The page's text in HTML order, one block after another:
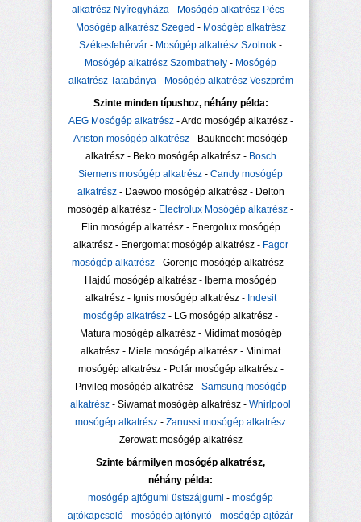
alkatrész Nyíregyháza- Mosógép alkatrész Pécs-
Mosógép alkatrész Szeged - Mosógép alkatrész
Székesfehérvár - Mosógép alkatrész Szolnok -
Mosógép alkatrész Szombathely - Mosógép
alkatrész Tatabánya- Mosógép alkatrész Veszprém
Szinte minden típushoz, néhány példa:
AEG Mosógép alkatrész- Ardo mosógép alkatrész -
Ariston mosógép alkatrész - Bauknecht mosógép
alkatrész - Beko mosógép alkatrész - Bosch
Siemens mosógép alkatrész - Candy mosógép
alkatrész- Daewoo mosógép alkatrész - Delton
mosógép alkatrész - Electrolux Mosógép alkatrész -
Elin mosógép alkatrész - Energolux mosógép
alkatrész - Energomat mosógép alkatrész - Fagor
mosógép alkatrész - Gorenje mosógép alkatrész -
Hajdú mosógép alkatrész - Iberna mosógép
alkatrész - Ignis mosógép alkatrész - Indesit
mosógép alkatrész - LG mosógép alkatrész -
Matura mosógép alkatrész - Midimat mosógép
alkatrész - Miele mosógép alkatrész - Minimat
mosógép alkatrész - Polár mosógép alkatrész -
Privileg mosógép alkatrész - Samsung mosógép
alkatrész - Siwamat mosógép alkatrész - Whirlpool
mosógép alkatrész - Zanussi mosógép alkatrész
Zerowatt mosógép alkatrész
Szinte bármilyen mosógép alkatrész,
néhány példa:
mosógép ajtógumi üstszájgumi - mosógép
ajtókapcsoló - mosógép ajtónyitó - mosógép ajtózár